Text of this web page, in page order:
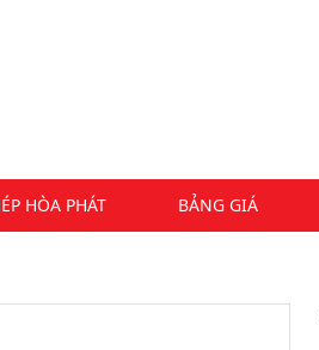
HÒA PHÁT BẢNG GIÁ